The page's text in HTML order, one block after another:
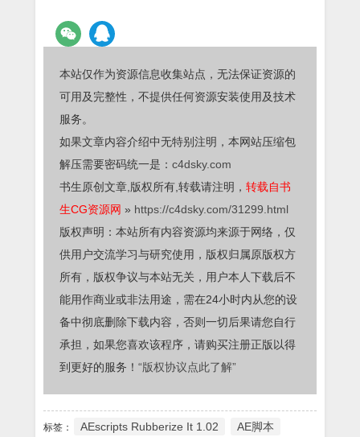
本站仅作为资源信息收集站点，无法保证资源的
可用及完整性，不提供任何资源安装使用及技术
服务。
如果文章内容介绍中无特别注明，本网站压缩包
解压需要密码统一是： c4dsky.com
书生原创文章,版权所有,转载请注明， 转载自书
生CG资源网 » https://c4dsky.com/31299.html
版权声明：本站所有内容资源均来源于网络，仅
供用户交流学习与研究使用，版权归属原版权方
所有，版权争议与本站无关，用户本人下载后不
能用作商业或非法用途，需在24小时内从您的设
备中彻底删除下载内容，否则一切后果请您自行
承担，如果您喜欢该程序，请购买注册正版以得
到更好的服务！ “版权协议点此了解”
标签： AEscripts Rubberize It 1.02 AE脚本